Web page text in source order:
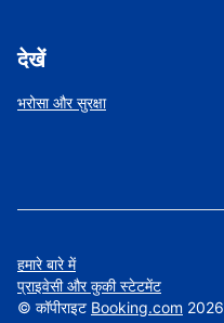
देखें
भरोसा और सुरक्षा
हमारे बारे में
प्राइवेसी और कुकी स्टेटमेंट
© कॉपीराइट Booking.com 2026